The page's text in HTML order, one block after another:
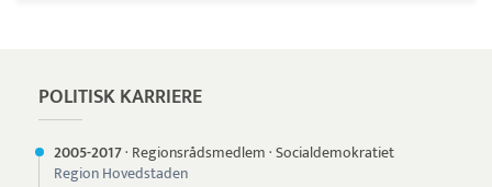
POLITISK KARRIERE
2005-2017· Regionsrådsmedlem·Socialdemokratiet
Region Hovedstaden